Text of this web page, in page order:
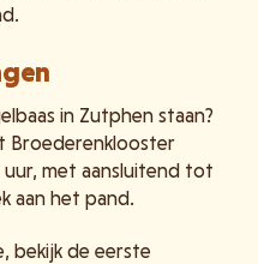
in Zutphen staan?
Broederenklooster
met aansluitend tot
aan het pand.
bekijk de eerste